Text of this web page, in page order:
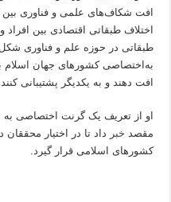
افت شکاف‌های علمی و فناوری بین
اختلاف طبقاتی اقتصادی بین افراد
طبقاتی در حوزه علم و فناوری
به‌اختصاصی کشورهای جهان اسلام
افت دهند و به یکدیگر پشتیبانی
او از تعریف یک گرنت اختصاصی به
مقصد خبر داد تا در اختیار
کشورهای اسلامی قرار گیرد.